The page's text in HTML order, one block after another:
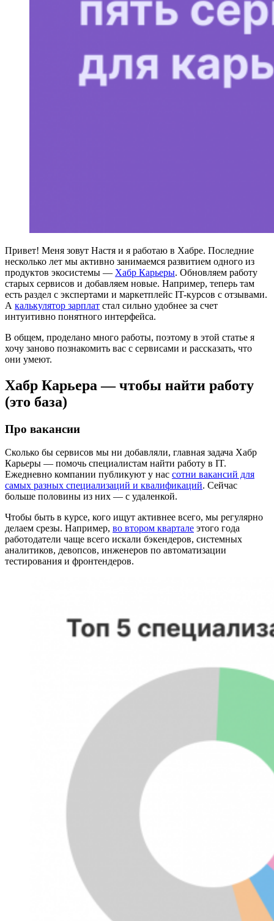
Привет! Меня зовут Настя и я работаю в Хабре. Последние
несколько лет мы активно занимаемся развитием одного из
продуктов экосистемы — Хабр Карьеры. Обновляем работу
старых сервисов и добавляем новые. Например, теперь там
есть раздел с экспертами и маркетплейс IT-курсов с отзывами.
А калькулятор зарплат стал сильно удобнее за счет
интуитивно понятного интерфейса.
В общем, проделано много работы, поэтому в этой статье я
хочу заново познакомить вас с сервисами и рассказать, что
они умеют.
Хабр Карьера — чтобы найти работу
(это база)
Про вакансии
Сколько бы сервисов мы ни добавляли, главная задача Хабр
Карьеры — помочь специалистам найти работу в IT.
Ежедневно компании публикуют у нас сотни вакансий для
самых разных специализаций и квалификаций. Сейчас
больше половины из них — с удаленкой.
Чтобы быть в курсе, кого ищут активнее всего, мы регулярно
делаем срезы. Например, во втором квартале этого года
работодатели чаще всего искали бэкендеров, системных
аналитиков, девопсов, инженеров по автоматизации
тестирования и фронтендеров.